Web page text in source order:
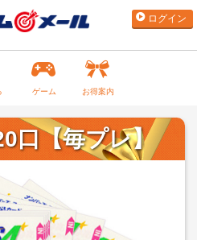
ログイン
ゲーム お得案内
口【毎プレ】